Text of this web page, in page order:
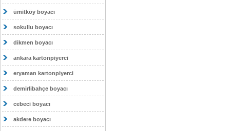
ümitköy boyacı
sokullu boyacı
dikmen boyacı
ankara kartonpiyerci
eryaman kartonpiyerci
demirlibahçe boyacı
cebeci boyacı
akdere boyacı